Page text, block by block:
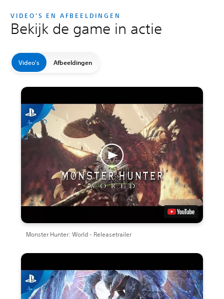
VIDEO'S EN AFBEELDINGEN
Bekijk de game in actie
Video's Afbeeldingen
Monster Hunter: World - Releasetrailer